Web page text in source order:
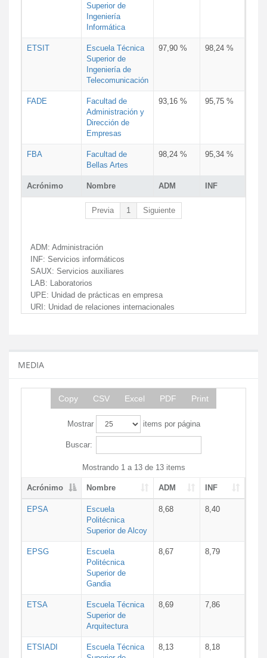
Acrónimo Nombre ADM INF
Superior de
Ingeniería
Informática
ETSIT
Escuela Técnica
Superior de
Ingeniería de
Telecomunicación
97,90 % 98,24 %
FADE
Facultad de
Administración y
Dirección de
Empresas
93,16 % 95,75 %
FBA
Facultad de
Bellas Artes
98,24 % 95,34 %
Previa 1 Siguiente
ADM: Administración
INF: Servicios informáticos
SAUX: Servicios auxiliares
LAB: Laboratorios
UPE: Unidad de prácticas en empresa
URI: Unidad de relaciones internacionales
MEDIA
Copy CSV Excel PDF Print
Mostrar items por página
Buscar:
Mostrando 1 a 13 de 13 items
Acrónimo Nombre ADM INF
EPSA
Escuela
Politécnica
Superior de Alcoy
8,68 8,40
EPSG
Escuela
Politécnica
Superior de
Gandia
8,67 8,79
ETSA
Escuela Técnica
Superior de
Arquitectura
8,69 7,86
ETSIADI
Escuela Técnica
8,13 8,18